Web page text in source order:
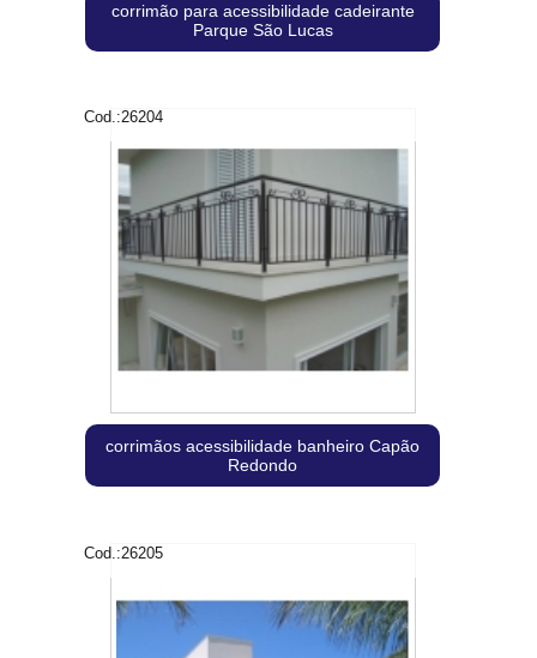
corrimão para acessibilidade cadeirante
Parque São Lucas
Cod.:26204
corrimãos acessibilidade banheiro Capão
Redondo
Cod.:26205